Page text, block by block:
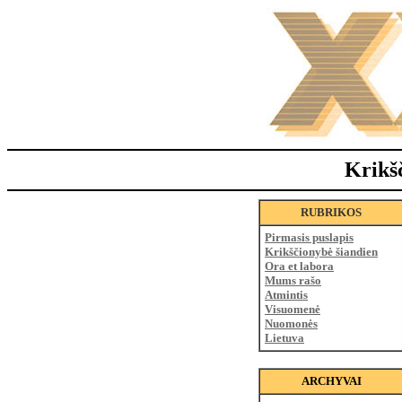
RUBRIKOS
Pirmasis puslapis
Krikščionybė šiandien
Ora et labora
Mums rašo
Atmintis
Visuomenė
Nuomonės
Lietuva
ARCHYVAI